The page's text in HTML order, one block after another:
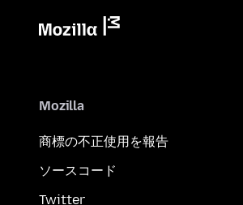
Mozilla
商標の不正使用を報告
ソースコード
Twitter